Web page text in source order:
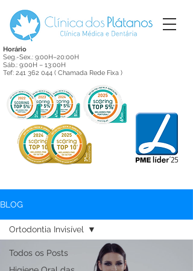
Horário
Seg.-Sex.: 9:00H–20:00H
Sáb.: 9:00H – 13:00H
Tef: 241 362 044 ( Chamada Rede Fixa )
BLOG
Todos os Posts
Ortodontia Invisível